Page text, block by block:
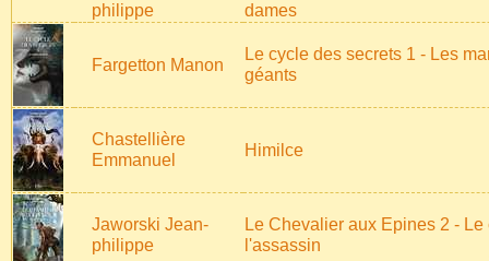
philippe
dames
Fargetton Manon
Le cycle des secrets 1 - Les
géants
Chastellière
Emmanuel
Himilce
Jaworski Jean-
philippe
Le Chevalier aux Epines 2 - Le
l'assassin